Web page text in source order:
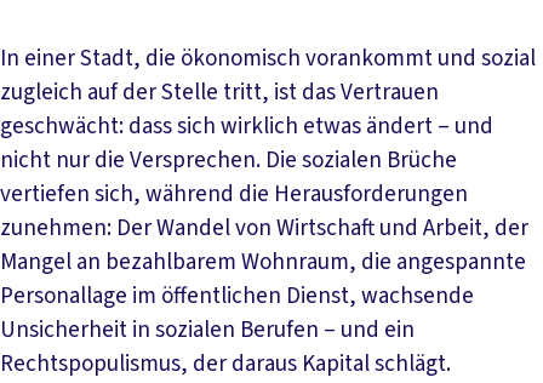
In einer Stadt, die ökonomisch vorankommt und sozial
zugleich auf der Stelle tritt, ist das Vertrauen
geschwächt: dass sich wirklich etwas ändert – und
nicht nur die Versprechen. Die sozialen Brüche
vertiefen sich, während die Herausforderungen
zunehmen: Der Wandel von Wirtschaft und Arbeit, der
Mangel an bezahlbarem Wohnraum, die angespannte
Personallage im öffentlichen Dienst, wachsende
Unsicherheit in sozialen Berufen – und ein
Rechtspopulismus, der daraus Kapital schlägt.